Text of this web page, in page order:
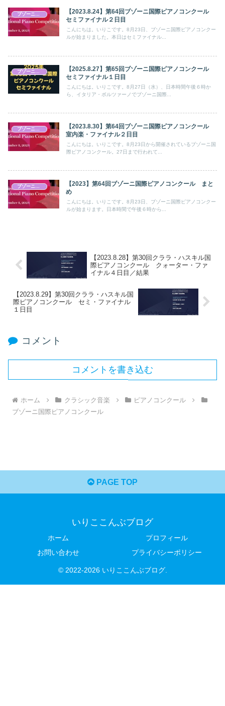
ブゾーニ国際ピアノコンクール
【2023.8.24】第64回ブゾーニ国際ピアノコンクール
セミファイナル２日目
こんにちは。いりこです。8月23日、ブゾーニ国際ピアノコンクー
ルが始まりました。本日はセミファイナル...
ブゾーニ国際ピアノコンクール
【2025.8.27】第65回ブゾーニ国際ピアノコンクール
セミファイナル１日目
こんにちは。いりこです。8月27日（水）、日本時間午後６時か
ら、イタリア・ボルツァーノでブゾーニ国際...
ブゾーニ国際ピアノコンクール
【2023.8.30】第64回ブゾーニ国際ピアノコンクール
室内楽・ファイナル２日目
こんにちは。いりこです。8月23日から開催されているブゾーニ国
際ピアノコンクール。27日まで行われて...
ブゾーニ国際ピアノコンクール
【2023】第64回ブゾーニ国際ピアノコンクール まと
め
こんにちは。いりこです。8月23日、ブゾーニ国際ピアノコンクー
ルが始まります。日本時間で午後６時から...
【2023.8.28】第30回クララ・ハスキル国
際ピアノコンクール クォーター・ファ
イナル４日目／結果
【2023.8.29】第30回クララ・ハスキル国
際ピアノコンクール セミ・ファイナル
１日目
コメント
コメントを書き込む
ホーム クラシック音楽
ピアノコンクール
ブゾーニ国際ピアノコンクール
PAGE TOP
いりここんぶブログ
ホーム
プロフィール
お問い合わせ
プライバシーポリシー
© 2022-2026 いりここんぶブログ.